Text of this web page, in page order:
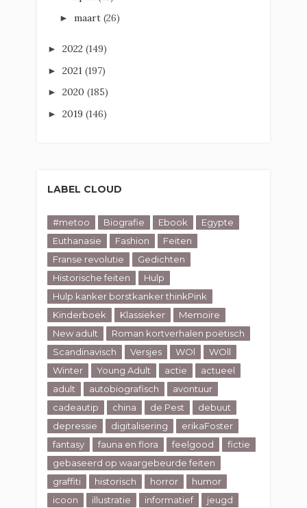
► maart (26)
► 2022 (149)
► 2021 (197)
► 2020 (185)
► 2019 (146)
LABEL CLOUD
#metoo Biografie Ebook
Egypte
Euthanasie
Fashion
Feiten
Franse revolutie
Gedichten
Historische feiten
Hulp
Hulp kanker borstkanker thinkPink
Kinderboek
Klassieker
Memoire
New adult
Roman kortverhalen poëtisch
Scandinavisch
Versjes WOl
WOll
Winter
Young Adult actie
actueel
adult
autobiografisch
avontuur
cadeautip
china de Pest
debuut
depressie
digitalisering
erikaFoster
fantasy
fauna en flora feelgood
fictie
gebaseerd op waargebeurde feiten
graffiti
historisch horror
humor
icoon
illustratie informatief
jeugd